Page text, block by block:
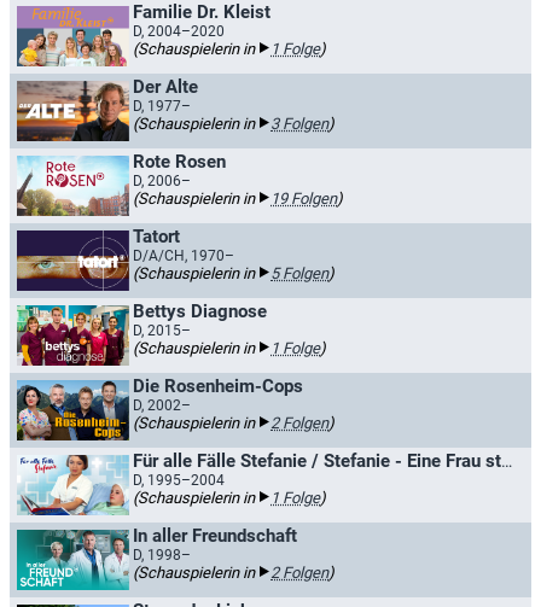
Familie Dr. Kleist
D, 2004–2020
(Schauspielerin in 1 Folge)
Der Alte
D, 1977–
(Schauspielerin in 3 Folgen)
Rote Rosen
D, 2006–
(Schauspielerin in 19 Folgen)
Tatort
D/A/CH, 1970–
(Schauspielerin in 5 Folgen)
Bettys Diagnose
D, 2015–
(Schauspielerin in 1 Folge)
Die Rosenheim-Cops
D, 2002–
(Schauspielerin in 2 Folgen)
Für alle Fälle Stefanie / Stefanie - Eine Frau startet durch
D, 1995–2004
(Schauspielerin in 1 Folge)
In aller Freundschaft
D, 1998–
(Schauspielerin in 2 Folgen)